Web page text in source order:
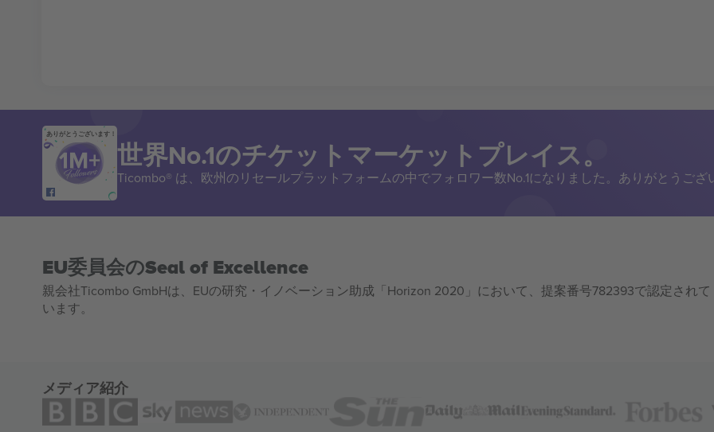
ありがとうございます！
世界No.1のチケットマーケットプレイス。
Ticombo® は、欧州のリセールプラットフォームの中でフォロワー数No.1になりました。ありがとうござ
EU委員会のSeal of Excellence
親会社Ticombo GmbHは、EUの研究・イノベーション助成「Horizon 2020」において、提案番号782393で認定されて
います。
メディア紹介